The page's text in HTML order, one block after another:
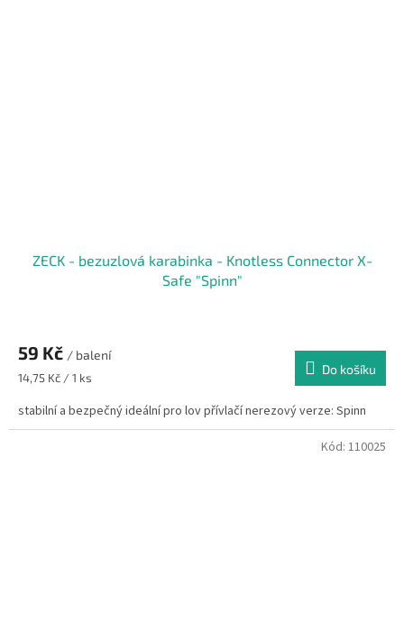
ZECK - bezuzlová karabinka - Knotless Connector X-
Safe "Spinn"
59 Kč / balení
Měrná
14,75 Kč / 1 ks
Do košíku
stabilní a bezpečný ideální pro lov přívlačí nerezový verze: Spinn
Kód: 110025